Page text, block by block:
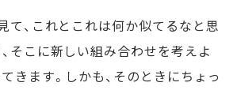
て、これとこれは何か似てるなと思
そこに新しい組み合わせを考えよ
きます。しかも、そのときにちょっ